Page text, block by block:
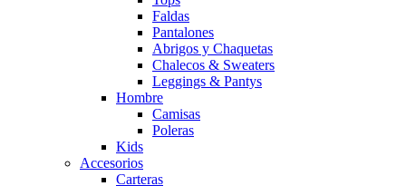
Faldas
Pantalones
Abrigos y Chaquetas
Chalecos & Sweaters
Leggings & Pantys
Hombre
Camisas
Poleras
Kids
Accesorios
Carteras